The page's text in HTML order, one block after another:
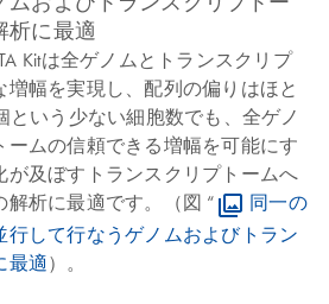
析に最適
Kitは全ゲノムとトランスクリプ
増幅を実現し、配列の偏りはほと
という少ない細胞数でも、全ゲノ
ームの信頼できる増幅を可能にす
が及ぼすトランスクリプトームへ
析に最適です。（図 “
同一の
行して行なうゲノムおよびトラン
最適）。